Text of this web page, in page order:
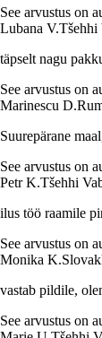
See arvustus on
Lubana V.Tšehhi
täpselt nagu
See arvustus on
Marinescu D.
Suurepärane
See arvustus on
Petr K.Tšehhi
ilus töö raamile
See arvustus on
Monika K.
vastab pildile,
See arvustus on